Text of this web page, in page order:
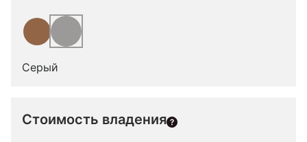
Серый
Стоимость владения